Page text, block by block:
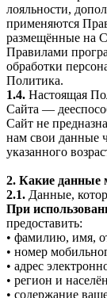
лояльности,
применяются
размещённые на
Правилами
обработки
Политика.
1.4. Настоящая
Сайта —
Сайт не
нам свои данные
указанного
2. Какие данные
2.1. Данные,
При
предоставить:
• фамилию, имя,
• номер
• адрес
• регион и
• содержание